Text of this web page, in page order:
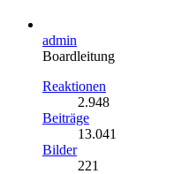
admin
Boardleitung
Reaktionen
2.948
Beiträge
13.041
Bilder
221